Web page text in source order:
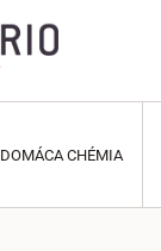
DOMÁCA CHÉMIA